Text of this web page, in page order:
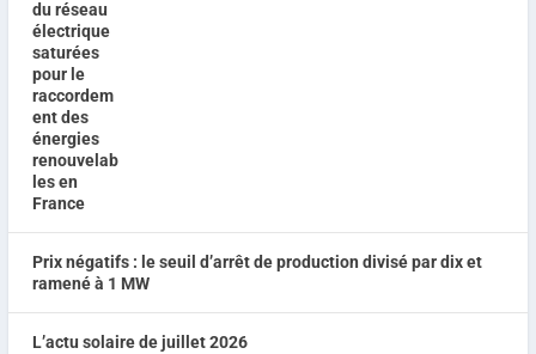
Prix négatifs : le seuil d’arrêt de production divisé par dix et
ramené à 1 MW
L’actu solaire de juillet 2026